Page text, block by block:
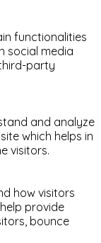
functionalities
social media
party
and analyze
which helps in
visitors.
how visitors
provide
bounce